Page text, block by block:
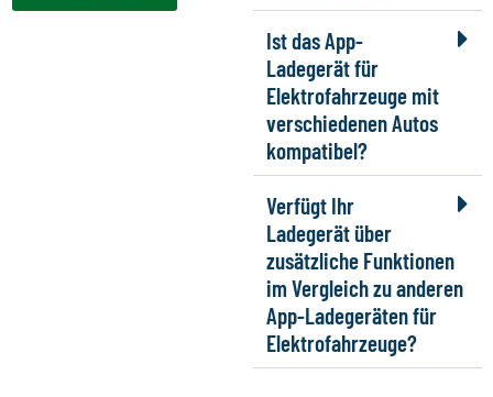
Ist das App-
Ladegerät für
Elektrofahrzeuge mit
verschiedenen Autos
kompatibel?
Verfügt Ihr
Ladegerät über
zusätzliche Funktionen
im Vergleich zu anderen
App-Ladegeräten für
Elektrofahrzeuge?